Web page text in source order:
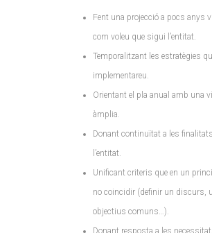
Fent una projecció a pocs anys
com voleu que sigui l’entitat.
Temporalitzant les estratègies
implementareu.
Orientant el pla anual amb una
àmplia.
Donant continuïtat a les
l’entitat.
Unificant criteris que en un
no coincidir (definir un discurs,
objectius comuns…).